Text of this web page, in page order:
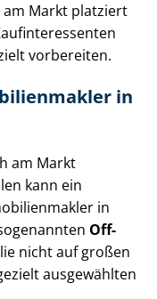
am Markt platziert
vorbereiten.
in
am Markt
kann ein
in
Off-
nicht auf großen
ausgewählten